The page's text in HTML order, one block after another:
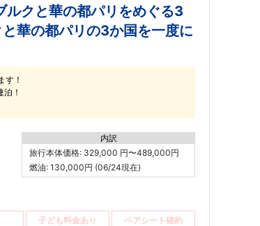
クと華の都パリをめぐる3
華の都パリの3か国を一度に
す！
！
内訳
旅行本体価格: 329,000 円〜489,000円
燃油: 130,000円 (06/24現在)
子ども料金あり ペアシート確約